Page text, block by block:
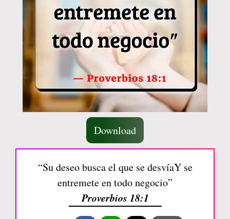
Download
“Su deseo busca el que se desvíaY se
entremete en todo negocio”
Proverbios 18:1